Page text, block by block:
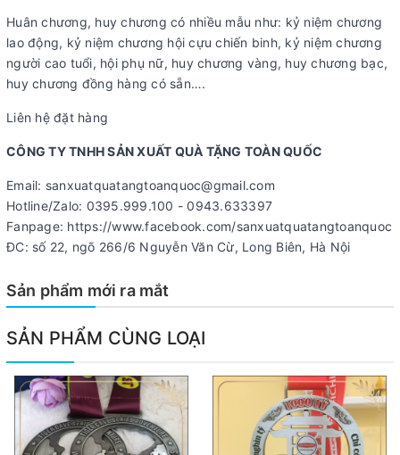
Huân chương, huy chương có nhiều mẫu như: kỷ niệm chương
lao động, kỷ niệm chương hội cựu chiến binh, kỷ niệm chương
người cao tuổi, hội phụ nữ, huy chương vàng, huy chương bạc,
huy chương đồng hàng có sẵn….
Liên hệ đặt hàng
CÔNG TY TNHH SẢN XUẤT QUÀ TẶNG TOÀN QUỐC
Email: sanxuatquatangtoanquoc@gmail.com
Hotline/Zalo: 0395.999.100 - 0943.633397
Fanpage: https://www.facebook.com/sanxuatquatangtoanquoc
ĐC: số 22, ngõ 266/6 Nguyễn Văn Cừ, Long Biên, Hà Nội
Sản phẩm mới ra mắt
SẢN PHẨM CÙNG LOẠI